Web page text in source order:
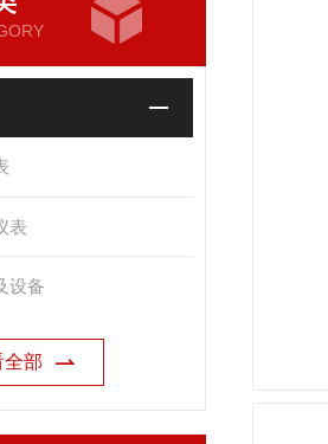
表
设备
全部